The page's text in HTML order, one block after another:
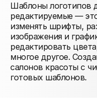
Шаблоны логотипов
редактируемые —
изменять шрифты,
изображения и
редактировать
многое другое.
салонов красоты с
готовых шаблонов.